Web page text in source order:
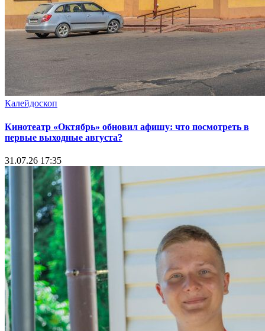
Калейдоскоп
Кинотеатр «Октябрь» обновил афишу: что посмотреть в
первые выходные августа?
31.07.26 17:35